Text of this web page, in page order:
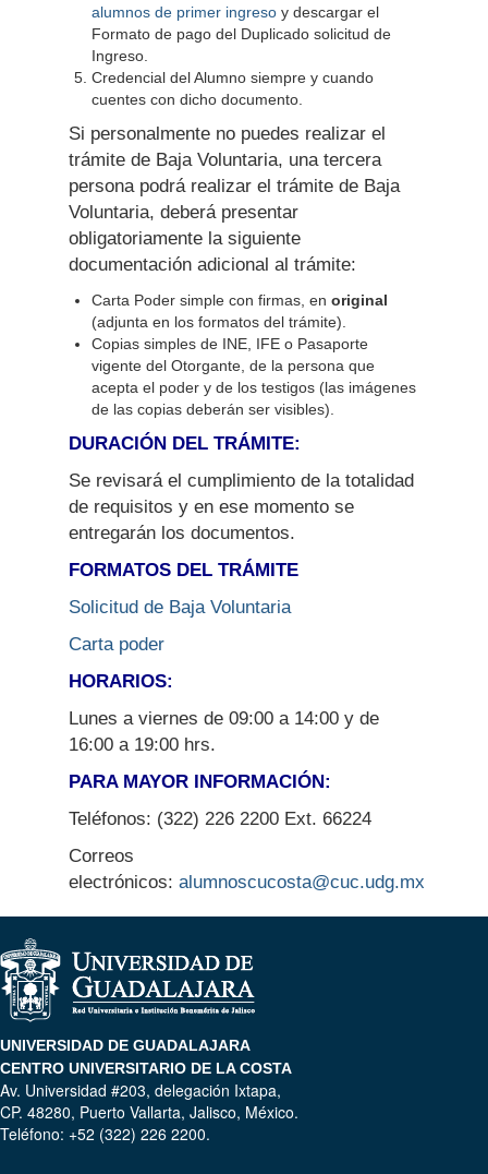
alumnos de primer ingreso y descargar el
Formato de pago del Duplicado solicitud de
Ingreso.
Credencial del Alumno siempre y cuando
cuentes con dicho documento.
Si personalmente no puedes realizar el
trámite de Baja Voluntaria, una tercera
persona podrá realizar el trámite de Baja
Voluntaria, deberá presentar
obligatoriamente la siguiente
documentación adicional al trámite:
Carta Poder simple con firmas, enoriginal
(adjunta en los formatos del trámite).
Copias simples de INE, IFE o Pasaporte
vigente del Otorgante, de la persona que
acepta el poder y de los testigos (las imágenes
de las copias deberán ser visibles).
DURACIÓN DEL TRÁMITE:
Se revisará el cumplimiento de la totalidad
de requisitos y en ese momento se
entregarán los documentos.
FORMATOS DEL TRÁMITE
Solicitud de Baja Voluntaria
Carta poder
HORARIOS:
Lunes a viernes de 09:00 a 14:00 y de
16:00 a 19:00 hrs.
PARA MAYOR INFORMACIÓN:
Teléfonos: (322) 226 2200 Ext. 66224
Correos
electrónicos:alumnoscucosta@cuc.udg.mx
UNIVERSIDAD DE GUADALAJARA
CENTRO UNIVERSITARIO DE LA COSTA
Av. Universidad #203, delegación Ixtapa,
CP. 48280, Puerto Vallarta, Jalisco, México.
Teléfono: +52 (322) 226 2200.